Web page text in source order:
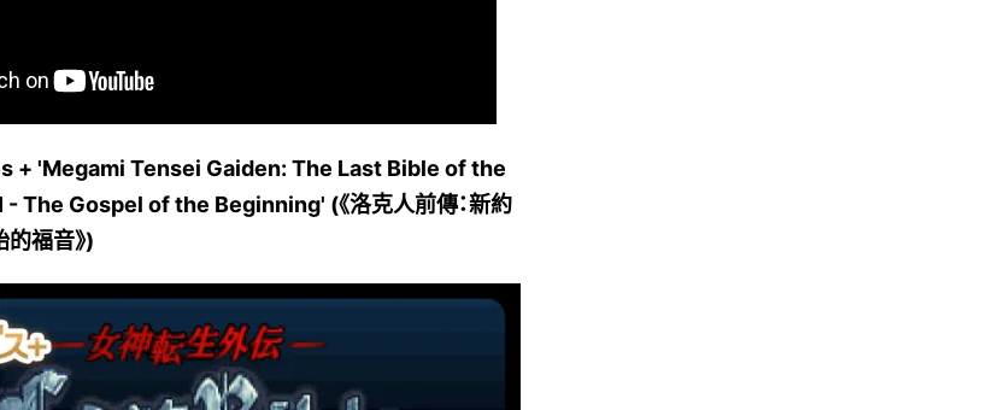
+ 'Megami Tensei Gaiden: The Last Bible of the
The Gospel of the Beginning' (《洛克人前傳：新約
福音》)